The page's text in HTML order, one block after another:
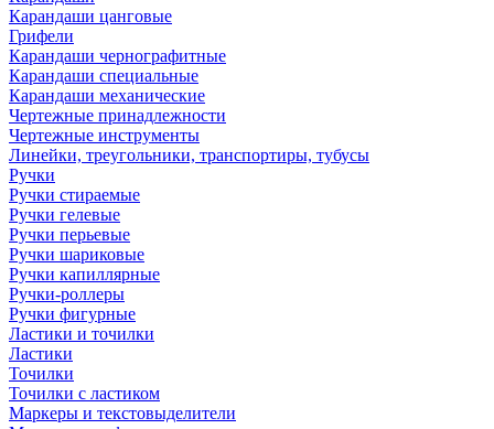
Карандаши цанговые
Грифели
Карандаши чернографитные
Карандаши специальные
Карандаши механические
Чертежные принадлежности
Чертежные инструменты
Линейки, треугольники, транспортиры, тубусы
Ручки
Ручки стираемые
Ручки гелевые
Ручки перьевые
Ручки шариковые
Ручки капиллярные
Ручки-роллеры
Ручки фигурные
Ластики и точилки
Ластики
Точилки
Точилки с ластиком
Маркеры и текстовыделители